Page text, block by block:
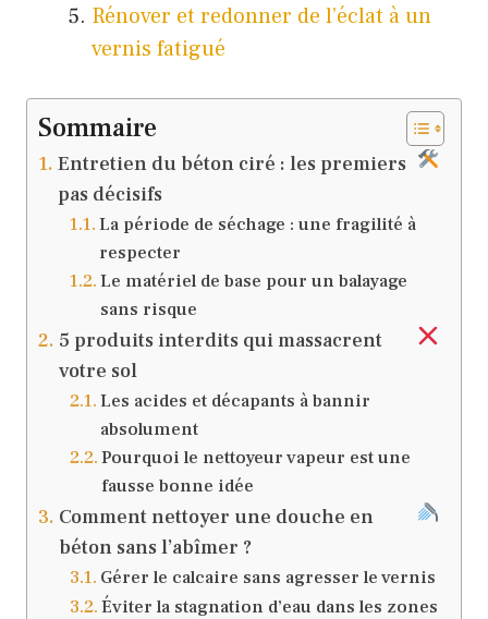
Rénover et redonner de l’éclat à un
vernis fatigué
Sommaire
Entretien du béton ciré : les premiers
pas décisifs
La période de séchage : une fragilité à
respecter
Le matériel de base pour un balayage
sans risque
5 produits interdits qui massacrent
votre sol
Les acides et décapants à bannir
absolument
Pourquoi le nettoyeur vapeur est une
fausse bonne idée
Comment nettoyer une douche en
béton sans l’abîmer ?
Gérer le calcaire sans agresser le vernis
Éviter la stagnation d’eau dans les zones